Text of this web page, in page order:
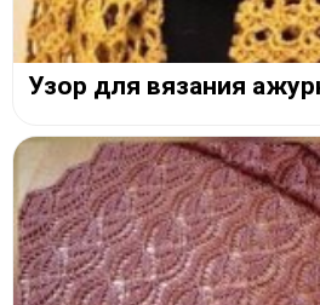
Узор для вязания